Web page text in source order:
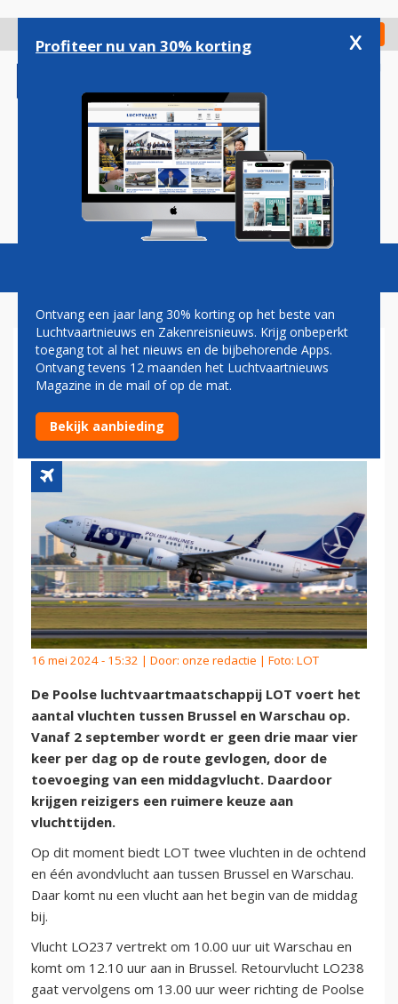
gaan
Check in
Magazine Podcasts Vacatures
LOT VERHOOGT AANTAL
VLUCHTEN TUSSEN BRUSSEL
EN WARSCHAU
16 mei 2024 - 15:32 | Door: onze redactie | Foto: LOT
De Poolse luchtvaartmaatschappij LOT voert het
aantal vluchten tussen Brussel en Warschau op.
Vanaf 2 september wordt er geen drie maar vier
keer per dag op de route gevlogen, door de
toevoeging van een middagvlucht. Daardoor
krijgen reizigers een ruimere keuze aan
vluchttijden.
Op dit moment biedt LOT twee vluchten in de ochtend
en één avondvlucht aan tussen Brussel en Warschau.
Daar komt nu een vlucht aan het begin van de middag
bij.
Vlucht LO237 vertrekt om 10.00 uur uit Warschau en
komt om 12.10 uur aan in Brussel. Retourvlucht LO238
gaat vervolgens om 13.00 uur weer richting de Poolse
Profiteer nu van 30% korting x
Ontvang een jaar lang 30% korting op het beste van
Luchtvaartnieuws en Zakenreisnieuws. Krijg onbeperkt
toegang tot al het nieuws en de bijbehorende Apps.
Ontvang tevens 12 maanden het Luchtvaartnieuws
Magazine in de mail of op de mat.
Bekijk aanbieding